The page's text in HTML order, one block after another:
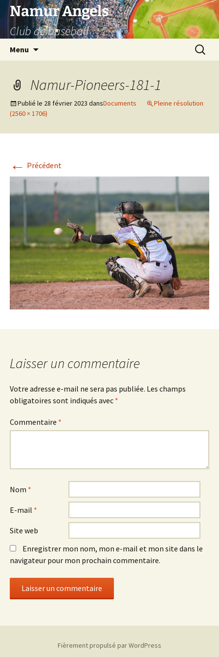
Aller
au
contenu
Namur Angels
Club de baseball
Menu
Namur-Pioneers-181-1
Publié le 28 février 2023 dansDocuments
Pleine résolution
(2560 × 1706)
← Précédent
Laisser un commentaire
Votre adresse e-mail ne sera pas publiée. Les champs
obligatoires sont indiqués avec *
Commentaire *
Nom *
E-mail *
Site web
Enregistrer mon nom, mon e-mail et mon site dans le
navigateur pour mon prochain commentaire.
Fièrement propulsé par WordPress